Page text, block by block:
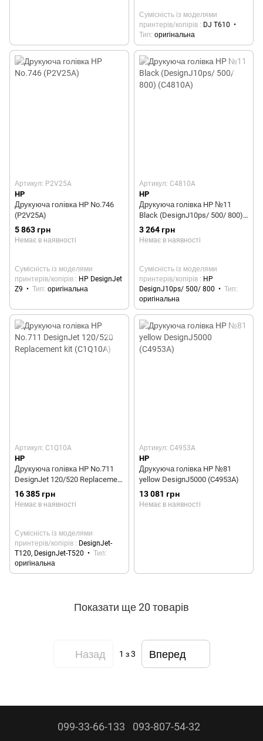
Сумісність із моделями
принтерів/копірів
DJ T610
Тип оригінальна
Артикул: P2V25A
HP
Друкуюча голівка HP No.746
(P2V25A)
5 863 грн
Немає в наявності
Сумісність із моделями
принтерів/копірів
HP DesignJet
Z9
Тип оригінальна
Артикул: C4810A
HP
Друкуюча голівка HP №11
Black (DesignJ10ps/ 500/ 800)
(C4810A)
3 264 грн
Немає в наявності
Сумісність із моделями
принтерів/копірів
HP
DesignJ10ps/ 500/ 800
Тип
оригінальна
Артикул: C1Q10A
HP
Друкуюча голівка HP No.711
DesignJet 120/520 Replacement
kit (C1Q10A)
16 385 грн
Немає в наявності
Сумісність із моделями
принтерів/копірів
DesignJet-
T120, DesignJet-T520
Тип
оригінальна
Артикул: C4953A
HP
Друкуюча голівка HP №81
yellow DesignJ5000 (C4953A)
13 081 грн
Немає в наявності
Показати ще 20 товарів
Назад 1 з 3 Вперед
099-33-66-133 093-807-54-32